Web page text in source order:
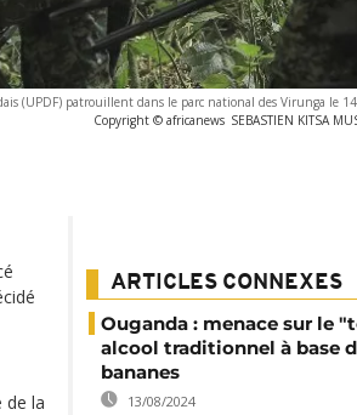
(UPDF) patrouillent dans le parc national des Virunga le
Copyright © africanews SEBASTIEN KITSA
de la
ARTICLES CONNEXES
Ouganda : menace sur le
alcool traditionnel à base
bananes
13/08/2024